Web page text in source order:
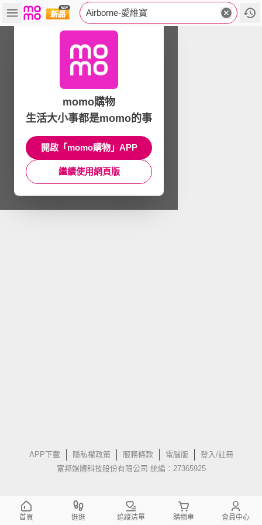
Airborne-愛維寶
APP下載 隱私權政策 服務條款 電腦版
登入/註冊
富邦媒體科技股份有限公司 統編：27365925
momo購物
生活大小事都是momo的事
開啟「momo購物」APP
繼續使用網頁版
首頁 逛逛 追蹤清單 購物車 會員中心